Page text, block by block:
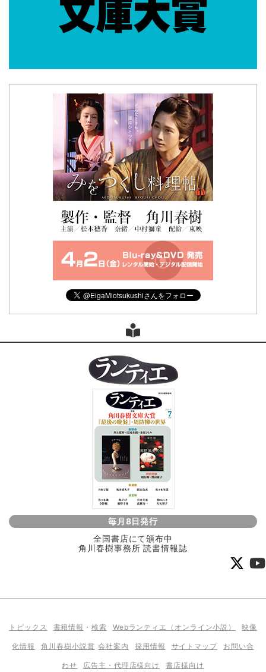
毎月8日発行
全国書店にて頒布中
角川春樹事務所 読書情報誌
トピックス 書籍情報 ・検索 Webランティエ（オンライン小説） 映像
化情報 角川春樹小説賞 会社案内 採用情報 サイトマップ お問い合
わせ 広告主・代理店様向け 書店様向け